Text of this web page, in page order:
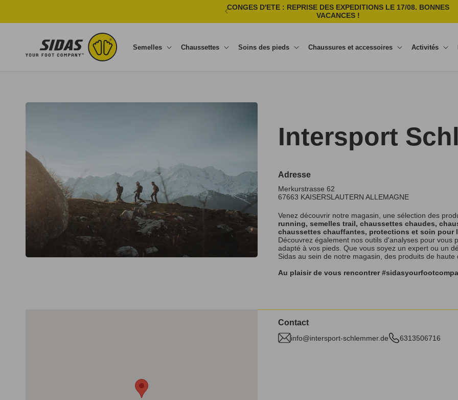
CONGES D'ETE : REPRISE DES EXPEDITIONS LE 17/08. BONNES
VACANCES !
Semelles Chaussettes Soins des pieds Chaussures et accessoires Activités
Intersport
Adresse
Merkurstrasse 62
67663 KAISERSLAUTERN ALLEMAGNE
Venez découvrir notre magasin, une sélection des
running, semelles trail, chaussettes chaudes,
chaussettes chauffantes, protections et soin pour
Découvrez également nos outils d'analyses pour
adapté à vos pieds. Que vous soyez un expert ou un
Sidas au sein de notre magasin, des produits de
Au plaisir de vous rencontrer
Contact
info@intersport-schlemmer.de 6313506716